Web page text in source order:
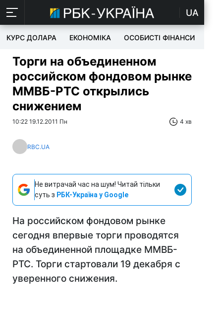
UA
КУРС ДОЛАРА ЕКОНОМІКА ОСОБИСТІ ФІНАНСИ
Торги на объединенном
российском фондовом рынке
ММВБ-РТС открылись
снижением
10:22 19.12.2011 Пн 4 хв
RBC.UA
Не витрачай час на шум! Читай тільки
суть з РБК-Україна у Google
На российском фондовом рынке
сегодня впервые торги проводятся
на объединенной площадке ММВБ-
РТС. Торги стартовали 19 декабря с
уверенного снижения.